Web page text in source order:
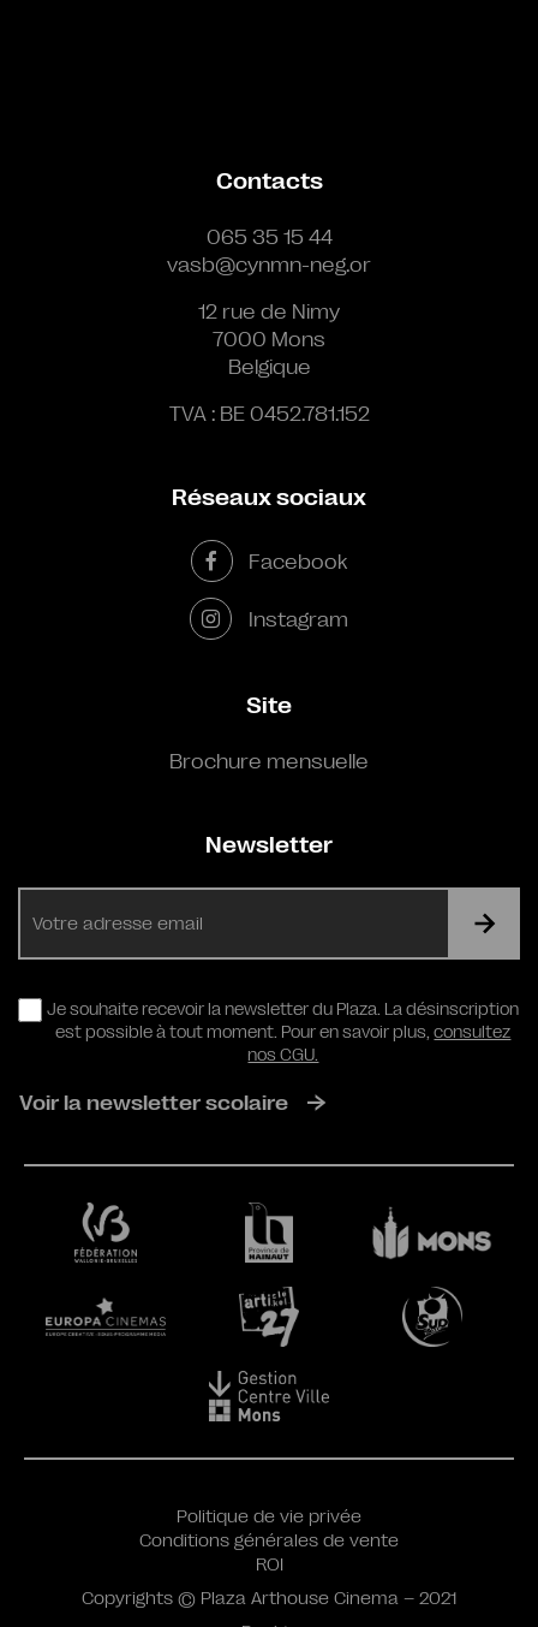
Contacts
065 35 15 44
vasb@cynmn-neg.or
12 rue de Nimy
7000 Mons
Belgique
TVA : BE 0452.781.152
Réseaux sociaux
Facebook
Instagram
Site
Brochure mensuelle
Newsletter
RGPD
Je souhaite recevoir la newsletter du Plaza. La désinscription
est possible à tout moment. Pour en savoir plus,consultez
nos CGU.
Voir la newsletter scolaire
Politique de vie privée
Conditions générales de vente
ROI
Copyrights © Plaza Arthouse Cinema – 2021